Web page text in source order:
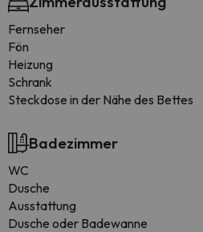
Fernseher
Fön
Heizung
Schrank
Steckdose in der Nähe des Bettes
Badezimmer
WC
Dusche
Ausstattung
Dusche oder Badewanne